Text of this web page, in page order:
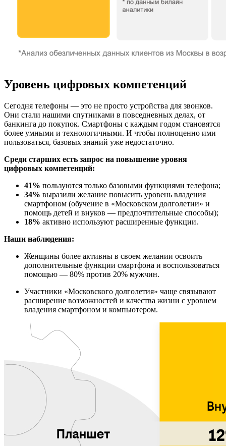
Уровень цифровых компетенций
Сегодня телефоны — это не просто устройства для звонков.
Они стали нашими спутниками в повседневных делах, от
банкинга до покупок. Смартфоны с каждым годом становятся
более умными и технологичными. И чтобы полноценно ими
пользоваться, базовых знаний уже недостаточно.
Среди старших есть запрос на повышение уровня
цифровых компетенций:
41% пользуются только базовыми функциями телефона;
34% выразили желание повысить уровень владения
смартфоном (обучение в «Московском долголетии» и
помощь детей и внуков — предпочтительные способы);
18% активно используют расширенные функции.
Наши наблюдения:
Женщины более активны в своем желании освоить
дополнительные функции смартфона и воспользоваться
помощью — 80% против 20% мужчин.
Участники «Московского долголетия» чаще связывают
расширение возможностей и качества жизни с уровнем
владения смартфоном и компьютером.